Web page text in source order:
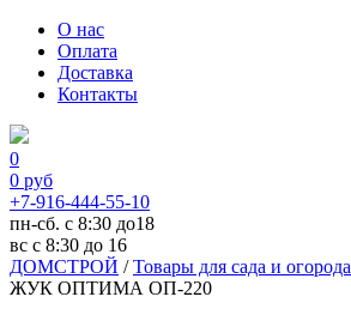
О нас
Оплата
Доставка
Контакты
0
0 руб
+7-916-444-55-10
пн-сб. с 8:30 до18
вс с 8:30 до 16
ДОМСТРОЙ /Товары для сада и огорода
ЖУК ОПТИМА ОП-220